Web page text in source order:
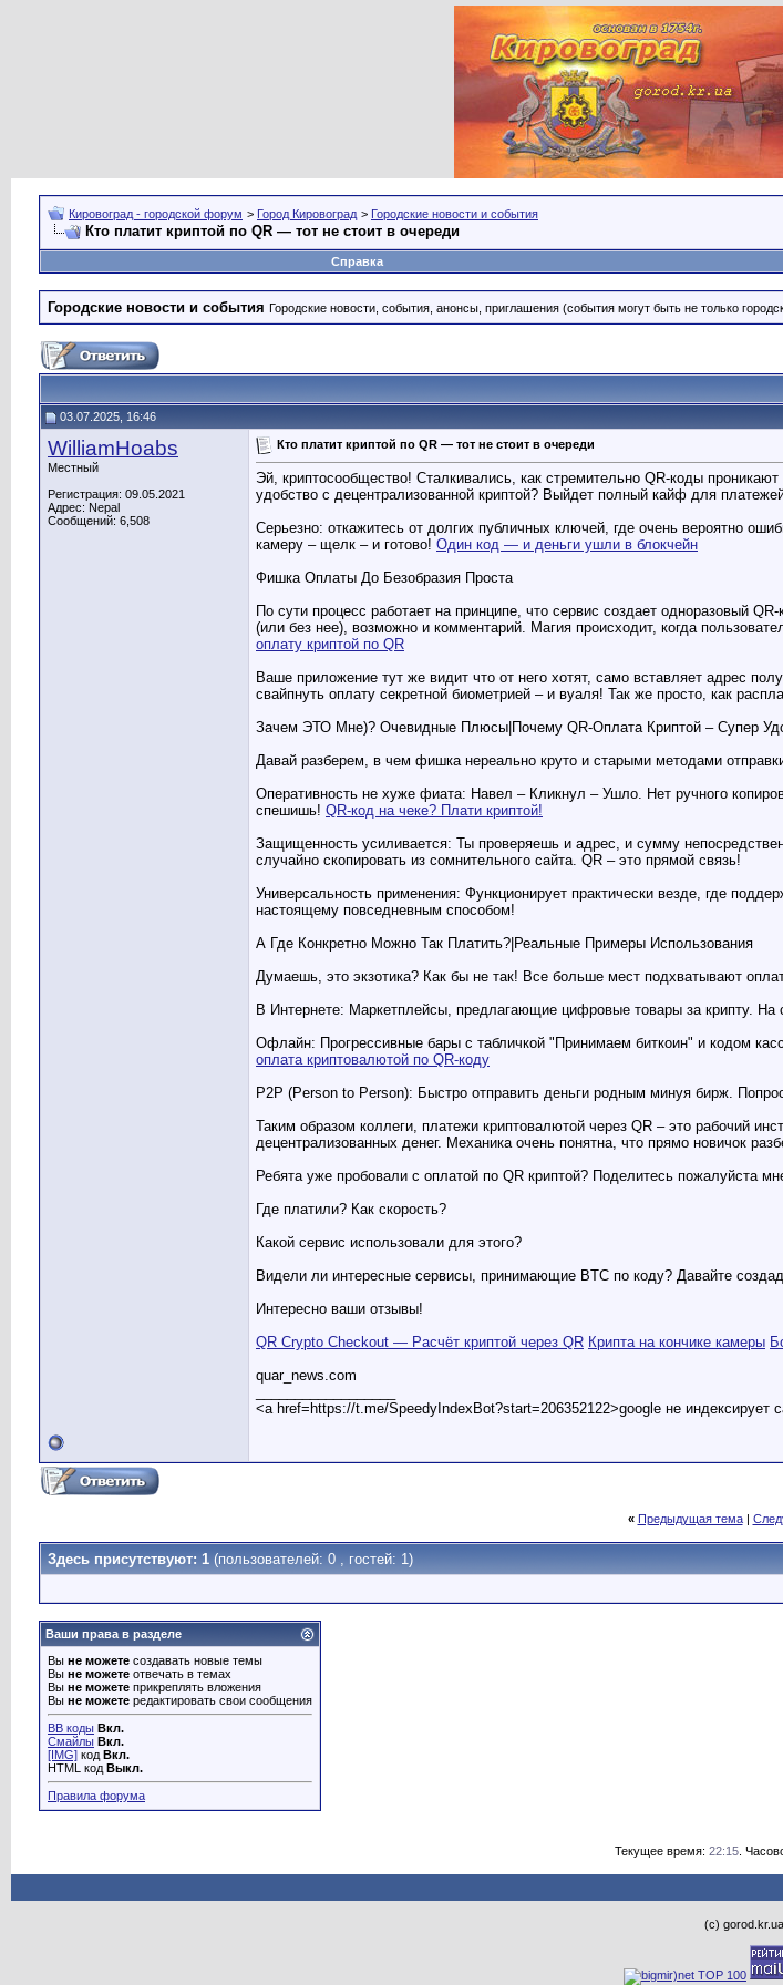
Кировоград - городской форум > Город Кировоград > Городские новости и события
Кто платит криптой по QR — тот не стоит в очереди
Справка
Городские новости и события Городские новости, события, анонсы, приглашения (события могут быть не только
03.07.2025, 16:46
WilliamHoabs
Местный
Регистрация: 09.05.2021
Адрес: Nepal
Сообщений: 6,508
Кто платит криптой по QR — тот не стоит в очереди
Эй, криптосообщество! Сталкивались, как стремительно QR-коды
удобство с децентрализованной криптой? Выйдет полный кайф для
Серьезно: откажитесь от долгих публичных ключей, где очень вероятно
камеру – щелк – и готово! Один код — и деньги ушли в блокчейн
Фишка Оплаты До Безобразия Проста
По сути процесс работает на принципе, что сервис создает одноразовый
(или без нее), возможно и комментарий. Магия происходит, когда
оплату криптой по QR
Ваше приложение тут же видит что от него хотят, само вставляет адрес
свайпнуть оплату секретной биометрией – и вуаля! Так же просто, как
Зачем ЭТО Мне)? Очевидные Плюсы|Почему QR-Оплата Криптой – Супер
Давай разберем, в чем фишка нереально круто и старыми методами
Оперативность не хуже фиата: Навел – Кликнул – Ушло. Нет ручного
спешишь! QR-код на чеке? Плати криптой!
Защищенность усиливается: Ты проверяешь и адрес, и сумму
случайно скопировать из сомнительного сайта. QR – это прямой связь!
Универсальность применения: Функционирует практически везде, где
настоящему повседневным способом!
А Где Конкретно Можно Так Платить?|Реальные Примеры Использования
Думаешь, это экзотика? Как бы не так! Все больше мест подхватывают
В Интернете: Маркетплейсы, предлагающие цифровые товары за крипту. На
Офлайн: Прогрессивные бары с табличкой "Принимаем биткоин" и кодом
оплата криптовалютой по QR-коду
P2P (Person to Person): Быстро отправить деньги родным минуя бирж.
Таким образом коллеги, платежи криптовалютой через QR – это рабочий
децентрализованных денег. Механика очень понятна, что прямо новичок
Ребята уже пробовали с оплатой по QR криптой? Поделитесь пожалуйста
Где платили? Как скорость?
Какой сервис использовали для этого?
Видели ли интересные сервисы, принимающие BTC по коду? Давайте
Интересно ваши отзывы!
QR Crypto Checkout — Расчёт криптой через QR Крипта на кончике камеры
quar_news.com
<a href=https://t.me/SpeedyIndexBot?start=206352122>google не индексирует
« Предыдущая тема|
Здесь присутствуют: 1 (пользователей: 0 , гостей: 1)
Ваши права в разделе
Вы не можете создавать новые темы
Вы не можете отвечать в темах
Вы не можете прикреплять вложения
Вы не можете редактировать свои сообщения
BB коды Вкл.
Смайлы Вкл.
[IMG] код Вкл.
HTML код Выкл.
Правила форума
Текущее время: 22:15 .
(с) gorod.kr.ua